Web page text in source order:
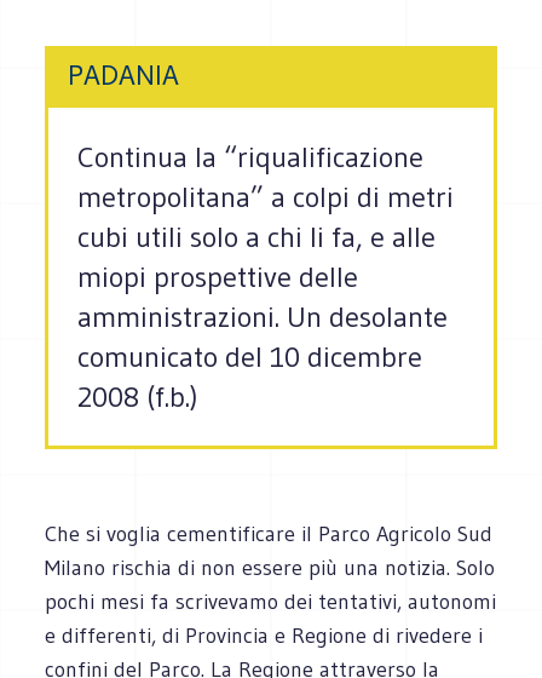
PADANIA
Continua la “riqualificazione
metropolitana” a colpi di metri
cubi utili solo a chi li fa, e alle
miopi prospettive delle
amministrazioni. Un desolante
comunicato del 10 dicembre
2008 (f.b.)
Che si voglia cementificare il Parco Agricolo Sud
Milano rischia di non essere più una notizia. Solo
pochi mesi fa scrivevamo dei tentativi, autonomi
e differenti, di Provincia e Regione di rivedere i
confini del Parco. La Regione attraverso la